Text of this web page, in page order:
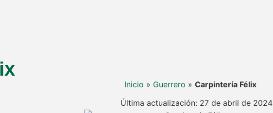
Inicio » Guerrero » Carpintería Félix
Última actualización: 27 de abril de 2024